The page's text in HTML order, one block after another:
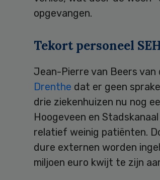
opgevangen.
Tekort personeel
Jean-Pierre van Beers
Drenthe dat er geen
drie ziekenhuizen nu nog
Hoogeveen en
relatief weinig patiënten.
dure externen worden
miljoen euro kwijt te zijn